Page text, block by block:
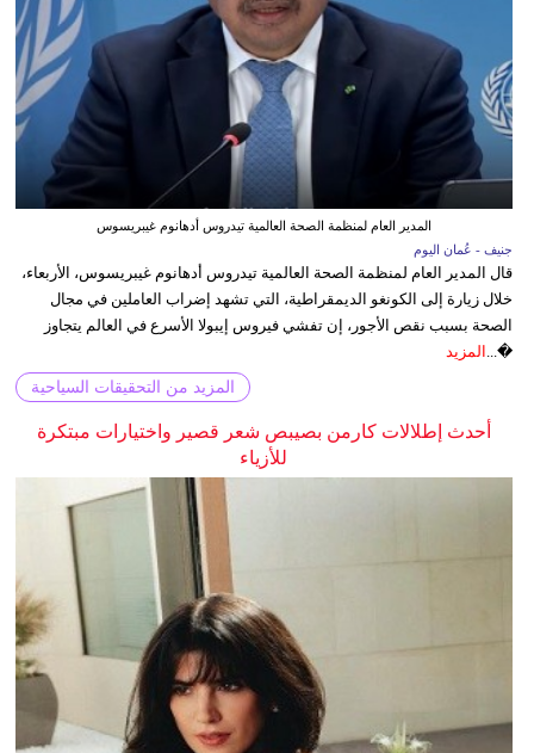
المدير العام لمنظمة الصحة العالمية تيدروس أدهانوم غيبريسوس
جنيف - عُمان اليوم
قال المدير العام لمنظمة الصحة العالمية تيدروس أدهانوم غيبريسوس، الأربعاء،
خلال زيارة إلى الكونغو الديمقراطية، التي تشهد إضراب العاملين في مجال
الصحة بسبب نقص الأجور، إن تفشي فيروس إيبولا الأسرع في العالم يتجاوز
�... المزيد
المزيد من التحقيقات السياحية
أحدث إطلالات كارمن بصيبص شعر قصير واختيارات مبتكرة
للأزياء